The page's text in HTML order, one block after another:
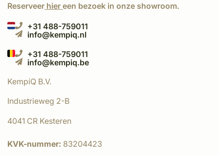
Reserveer hier een bezoek in onze showroom.
+31 488-759011
info@kempiq.nl
+31 488-759011
info@kempiq.be
KempíQ B.V.
Industrieweg 2-B
4041 CR Kesteren
KVK-nummer: 83204423